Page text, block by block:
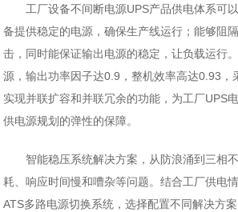
工厂设备不间断电源UPS产品供电体系可
备提供稳定的电源，确保生产线运行；能够阻
击，同时能保证输出电源的稳定，让负载运行
源，输出功率因子达0.9，整机效率高达0.93，
实现并联扩容和并联冗余的功能，为工厂UPS
供电源规划的弹性的保障。
智能稳压系统解决方案，从防浪涌到三相
耗、响应时间慢和嘈杂等问题。结合工厂供电
ATS多路电源切换系统，选择配置不同解决方